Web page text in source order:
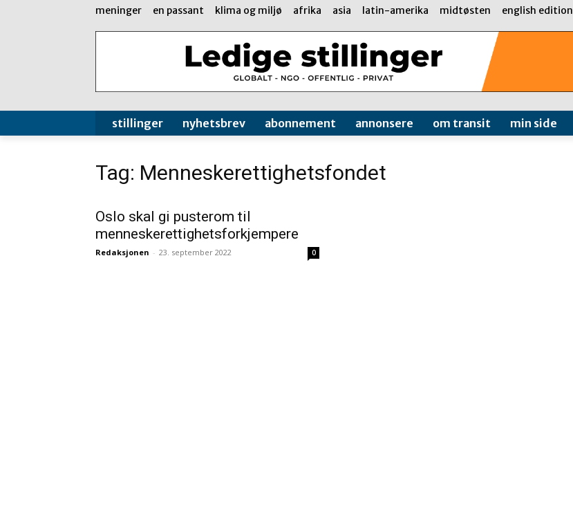
meninger en passant klima og miljø afrika asia latin-amerika midtøsten english edition
stillinger nyhetsbrev abonnement annonsere om transit min side
Tag: Menneskerettighetsfondet
Oslo skal gi pusterom til
menneskerettighetsforkjempere
Redaksjonen - 23. september 2022 0